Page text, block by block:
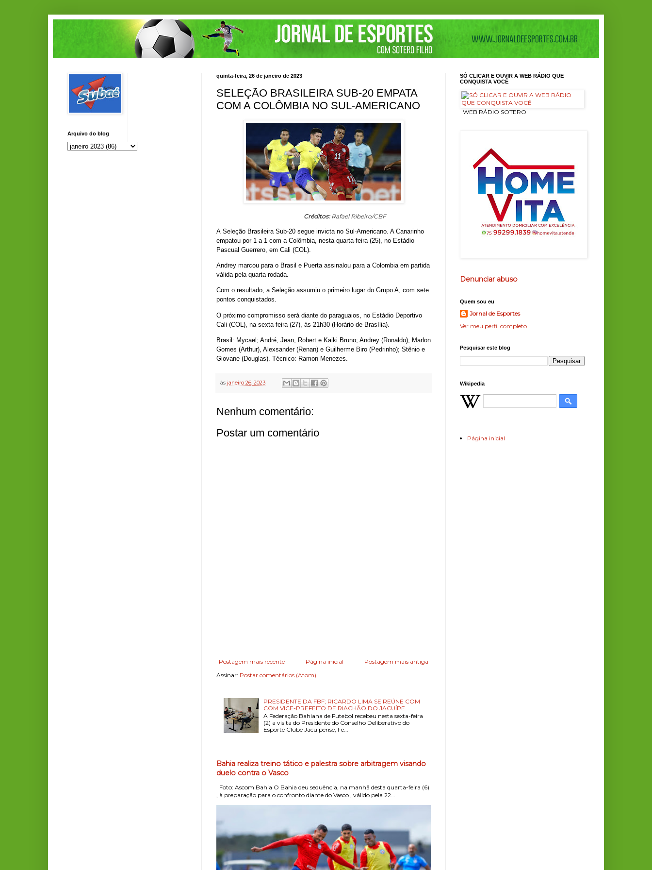
quinta-feira, 26 de janeiro de 2023
SELEÇÃO BRASILEIRA SUB-20 EMPATA
COM A COLÔMBIA NO SUL-AMERICANO
Créditos: Rafael Ribeiro/CBF
A Seleção Brasileira Sub-20 segue invicta no Sul-Americano. A Canarinho
empatou por 1 a 1 com a Colômbia, nesta quarta-feira (25), no Estádio
Pascual Guerrero, em Cali (COL).
Andrey marcou para o Brasil e Puerta assinalou para a Colombia em partida
válida pela quarta rodada.
Com o resultado, a Seleção assumiu o primeiro lugar do Grupo A, com sete
pontos conquistados.
O próximo compromisso será diante do paraguaios, no Estádio Deportivo
Cali (COL), na sexta-feira (27), às 21h30 (Horário de Brasília).
Brasil: Mycael; André, Jean, Robert e Kaiki Bruno; Andrey (Ronaldo), Marlon
Gomes (Arthur), Alexsander (Renan) e Guilherme Biro (Pedrinho); Stênio e
Giovane (Douglas). Técnico: Ramon Menezes.
às janeiro 26, 2023
Nenhum comentário:
Postar um comentário
Postagem mais recente Postagem mais antiga
Página inicial
Assinar: Postar comentários (Atom)
PRESIDENTE DA FBF; RICARDO LIMA SE REÚNE COM
COM VICE-PREFEITO DE RIACHÃO DO JACUÍPE
A Federação Bahiana de Futebol recebeu nesta sexta-feira
(2) a visita do Presidente do Conselho Deliberativo do
Esporte Clube Jacuipense, Fe...
Bahia realiza treino tático e palestra sobre arbitragem visando
duelo contra o Vasco
Foto: Ascom Bahia O Bahia deu sequência, na manhã desta quarta-feira (6)
, à preparação para o confronto diante do Vasco , válido pela 22...
Arquivo do blog
SÓ CLICAR E OUVIR A WEB RÁDIO QUE
CONQUISTA VOCÊ
ㅤ WEB RÁDIO SOTERO
Denunciar abuso
Quem sou eu
Jornal de Esportes
Ver meu perfil completo
Pesquisar este blog
Wikipedia
Página inicial